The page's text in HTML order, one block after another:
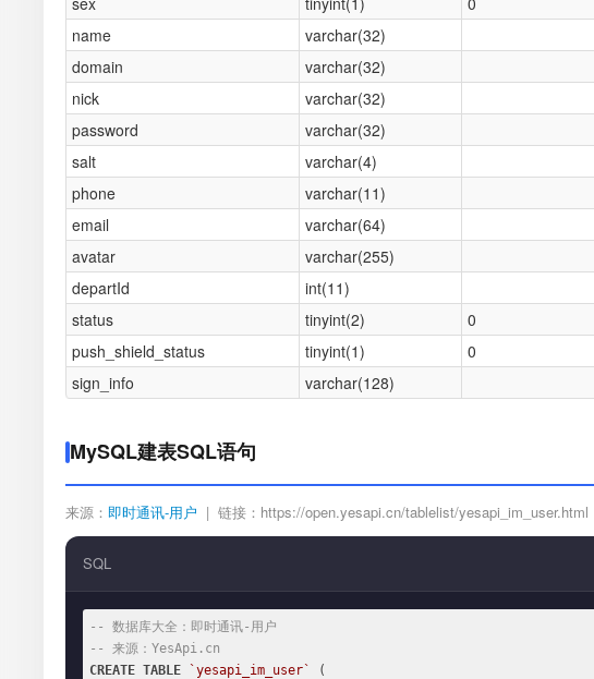
name
varchar(32)
domain
varchar(32)
nick
varchar(32)
password
varchar(32)
salt
varchar(4)
phone
varchar(11)
email
varchar(64)
avatar
varchar(255)
departId
int(11)
status
tinyint(2) 0
push_shield_status
tinyint(1) 0
sign_info
varchar(128)
MySQL建表SQL语句
来源： 即时通讯-用户 | 链接：https://open.yesapi.cn/tablelist/yesapi_im_user.html
SQL
-- 数据库大全：即时通讯-用户
-- 来源：YesApi.cn
CREATE TABLE `yesapi_im_user`
(